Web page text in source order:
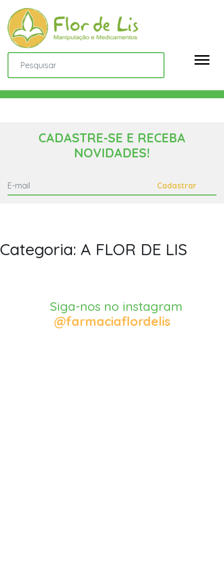
CADASTRE-SE E RECEBA
NOVIDADES!
Cadastrar
Categoria: A FLOR DE LIS
Siga-nos no instagram
@farmaciaflordelis